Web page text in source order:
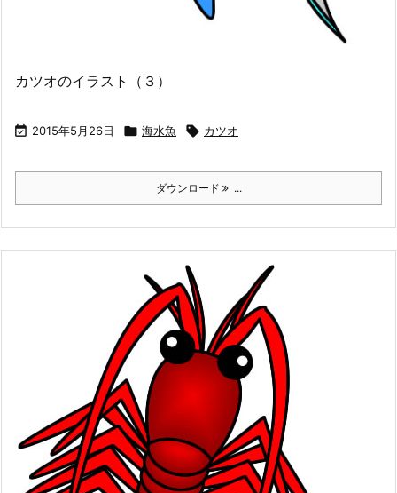
カツオのイラスト（３）
 2015年5月26日  海水魚  カツオ
ダウンロード ...